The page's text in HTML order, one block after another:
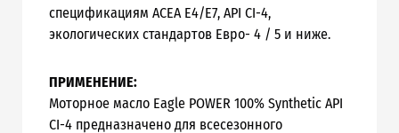
спецификациям ACEA E4/E7, API CI-4,
экологических стандартов Евро- 4 / 5 и ниже.
ПРИМЕНЕНИЕ:
Моторное масло Eagle POWER 100% Synthetic API
CI-4 предназначено для всесезонного